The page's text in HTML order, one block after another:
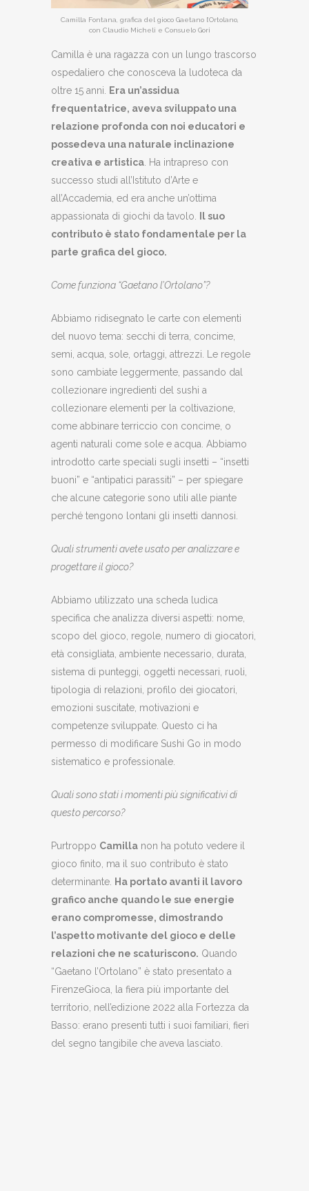
Camilla Fontana, grafica del gioco Gaetano l’Ortolano,
con Claudio Micheli e Consuelo Gori
Camilla è una ragazza con un lungo trascorso
ospedaliero che conosceva la ludoteca da
oltre 15 anni.
Era un’assidua
frequentatrice, aveva sviluppato una
relazione profonda con noi educatori e
possedeva una naturale inclinazione
creativa e artistica . Ha intrapreso con
successo studi all’Istituto d’Arte e
all’Accademia, ed era anche un’ottima
appassionata di giochi da tavolo.
Il suo
contributo è stato fondamentale per la
parte grafica del gioco.
Come funziona “Gaetano l’Ortolano”?
Abbiamo ridisegnato le carte con elementi
del nuovo tema: secchi di terra, concime,
semi, acqua, sole, ortaggi, attrezzi. Le regole
sono cambiate leggermente, passando dal
collezionare ingredienti del sushi a
collezionare elementi per la coltivazione,
come abbinare terriccio con concime, o
agenti naturali come sole e acqua. Abbiamo
introdotto carte speciali sugli insetti – “insetti
buoni” e “antipatici parassiti” – per spiegare
che alcune categorie sono utili alle piante
perché tengono lontani gli insetti dannosi.
Quali strumenti avete usato per analizzare e
progettare il gioco?
Abbiamo utilizzato una scheda ludica
specifica che analizza diversi aspetti: nome,
scopo del gioco, regole, numero di giocatori,
età consigliata, ambiente necessario, durata,
sistema di punteggi, oggetti necessari, ruoli,
tipologia di relazioni, profilo dei giocatori,
emozioni suscitate, motivazioni e
competenze sviluppate. Questo ci ha
permesso di modificare Sushi Go in modo
sistematico e professionale.
Quali sono stati i momenti più significativi di
questo percorso?
Purtroppo Camilla non ha potuto vedere il
gioco finito, ma il suo contributo è stato
determinante.
Ha portato avanti il lavoro
grafico anche quando le sue energie
erano compromesse, dimostrando
l’aspetto motivante del gioco e delle
relazioni che ne scaturiscono. Quando
“Gaetano l’Ortolano” è stato presentato a
FirenzeGioca, la fiera più importante del
territorio, nell’edizione 2022 alla Fortezza da
Basso: erano presenti tutti i suoi familiari, fieri
del segno tangibile che aveva lasciato.